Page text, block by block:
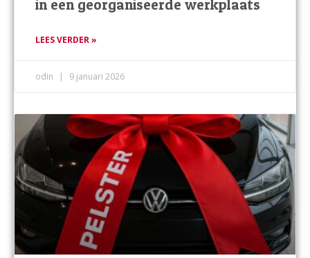
in een georganiseerde werkplaats
LEES VERDER »
odin 9 januari 2026